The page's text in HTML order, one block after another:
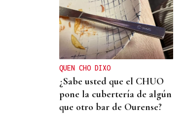
MÁS DEPORTE
La ourensana Anna Soares
roza el podio del
Campeonato de España de
Ajedrez
QUEN CHO DIXO
¿Sabe usted que el CHUO
pone la cubertería de algún
que otro bar de Ourense?